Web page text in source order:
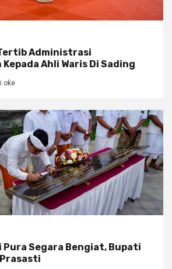
Administrasi
Ahli Waris Di Sading
oke
Pura Segara Bengiat, Bupati